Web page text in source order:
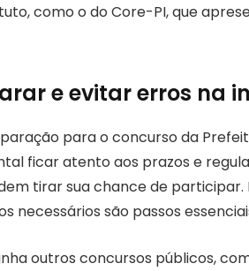
como o do Core-PI, que
e evitar erros na
para o concurso da
ficar atento aos prazos e
tirar sua chance de
necessários são passos
outros concursos públicos,